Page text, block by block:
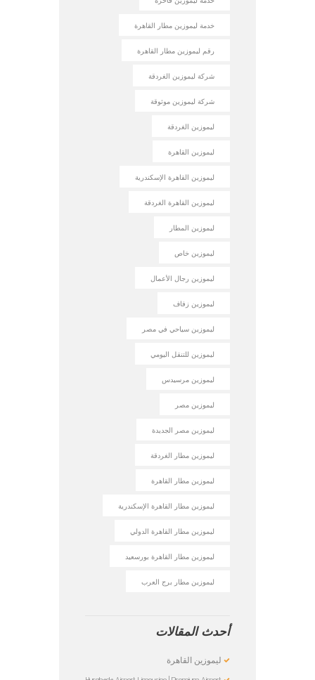
خدمة ليموزين مطار القاهرة
رقم ليموزين مطار القاهرة
شركة ليموزين الغردقة
شركة ليموزين موثوقة
ليموزين الغردقة
ليموزين القاهرة
ليموزين القاهرة الإسكندرية
ليموزين القاهرة الغردقة
ليموزين المطار
ليموزين خاص
ليموزين رجال الأعمال
ليموزين زفاف
ليموزين سياحي في مصر
ليموزين للتنقل اليومي
ليموزين مرسيدس
ليموزين مصر
ليموزين مصر الجديدة
ليموزين مطار الغردقة
ليموزين مطار القاهرة
ليموزين مطار القاهرة الإسكندرية
ليموزين مطار القاهرة الدولي
ليموزين مطار القاهرة بورسعيد
ليموزين مطار برج العرب
أحدث المقالات
ليموزين القاهرة